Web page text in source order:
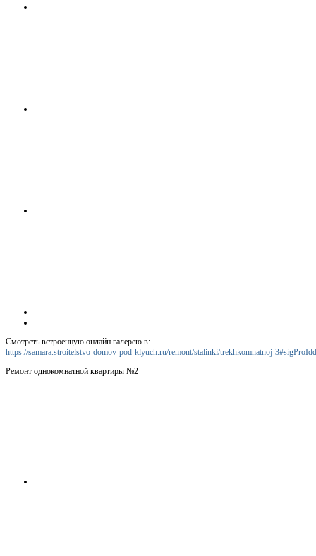
Смотреть встроенную онлайн галерею в:
https://samara.stroitelstvo-domov-pod-klyuch.ru/remont/stalinki/trekhkomnatnoj-
Ремонт однокомнатной квартиры №2